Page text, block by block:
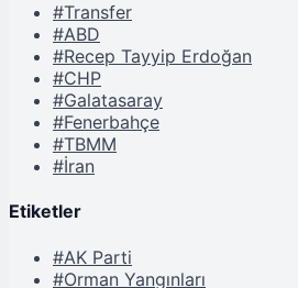
#Transfer
#ABD
#Recep Tayyip Erdoğan
#CHP
#Galatasaray
#Fenerbahçe
#TBMM
#İran
Etiketler
#AK Parti
#Orman Yangınları